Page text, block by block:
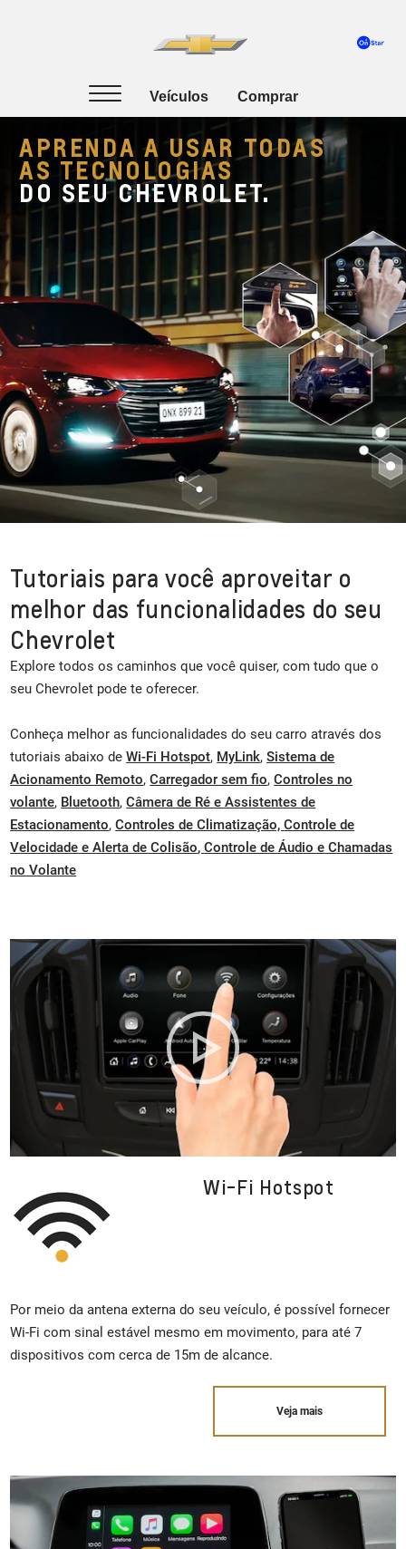
APRENDA A USAR TODAS
AS TECNOLOGIAS
DO SEU CHEVROLET.
Tutoriais para você aproveitar o
melhor das funcionalidades do seu
Chevrolet
Explore todos os caminhos que você quiser, com tudo que o
seu Chevrolet pode te oferecer.
Conheça melhor as funcionalidades do seu carro através dos
tutoriais abaixo deWi-Fi Hotspot, MyLink,Sistema de
Acionamento Remoto,Carregador sem fio,Controles no
volante, Bluetooth,Câmera de Ré e Assistentes de
Estacionamento,Controles de Climatização,Controle de
Velocidade e Alerta de Colisão,Controle de Áudio e Chamadas
no Volante
Wi-Fi Hotspot
Por meio da antena externa do seu veículo, é possível fornecer
Wi-Fi com sinal estável mesmo em movimento, para até 7
dispositivos com cerca de 15m de alcance.
Veja mais